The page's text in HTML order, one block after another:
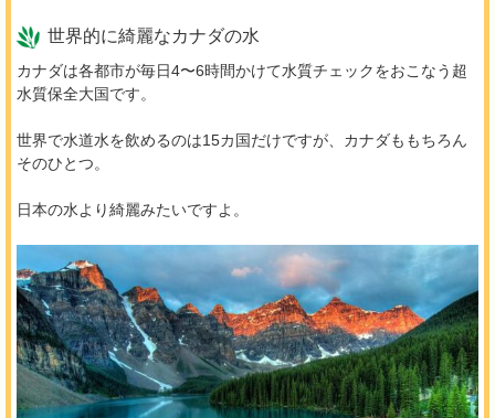
世界的に綺麗なカナダの水
カナダは各都市が毎日4〜6時間かけて水質チェックをおこなう超
水質保全大国です。
世界で水道水を飲めるのは15カ国だけですが、カナダももちろん
そのひとつ。
日本の水より綺麗みたいですよ。